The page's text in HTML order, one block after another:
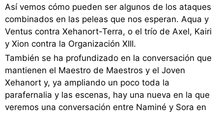
Así vemos cómo pueden ser algunos de los ataques
combinados en las peleas que nos esperan. Aqua y
Ventus contra Xehanort-Terra, o el trío de Axel, Kairi
y Xion contra la Organización XIII.
También se ha profundizado en la conversación que
mantienen el Maestro de Maestros y el Joven
Xehanort y, ya ampliando un poco toda la
parafernalia y las escenas, hay una nueva en la que
veremos una conversación entre Naminé y Sora en